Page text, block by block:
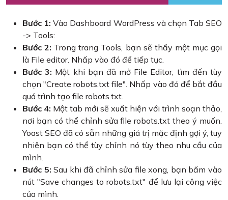
Bước 1: Vào Dashboard WordPress và chọn Tab SEO
-> Tools:
Bước 2: Trong trang Tools, bạn sẽ thấy một mục gọi
là File editor. Nhấp vào đó để tiếp tục.
Bước 3: Một khi bạn đã mở File Editor, tìm đến tùy
chọn "Create robots.txt file". Nhấp vào đó để bắt đầu
quá trình tạo file robots.txt.
Bước 4: Một tab mới sẽ xuất hiện với trình soạn thảo,
nơi bạn có thể chỉnh sửa file robots.txt theo ý muốn.
Yoast SEO đã có sẵn những giá trị mặc định gợi ý, tuy
nhiên bạn có thể tùy chỉnh nó tùy theo nhu cầu của
mình.
Bước 5:Sau khi đã chỉnh sửa file xong, bạn bấm vào
nút "Save changes to robots.txt" để lưu lại công việc
của mình.